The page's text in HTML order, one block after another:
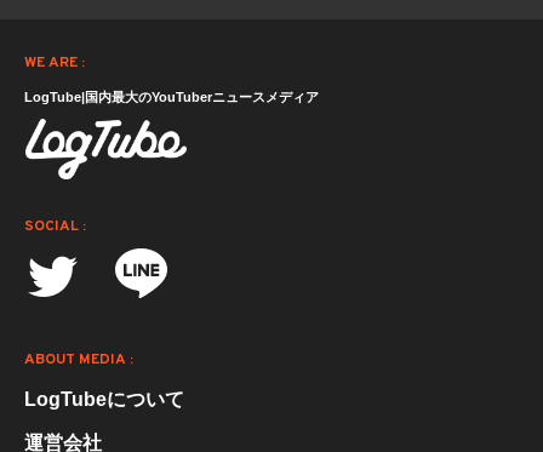
WE ARE :
LogTube|国内最大のYouTuberニュースメディア
SOCIAL :
ABOUT MEDIA :
LogTubeについて
運営会社